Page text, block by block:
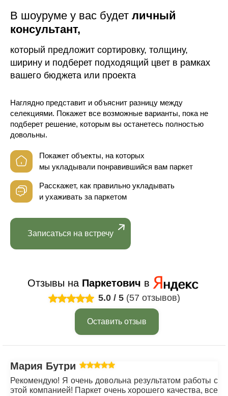
В шоуруме у вас будет личный
консультант,
который предложит сортировку, толщину,
ширину и подберет подходящий цвет в рамках
вашего бюджета или проекта
Наглядно представит и объяснит разницу между
селекциями. Покажет все возможные варианты, пока не
подберет решение, которым вы останетесь полностью
довольны.
Покажет объекты, на которых
мы укладывали понравившийся вам паркет
Расскажет, как правильно укладывать
и ухаживать за паркетом
Записаться на встречу
Отзывы на Паркетович в
5.0 / 5 (57 отзывов)
Оставить отзыв
Мария Бутрим
Рекомендую! Я очень довольна результатом работы с
этой компанией! Паркет очень хорошего качества, все